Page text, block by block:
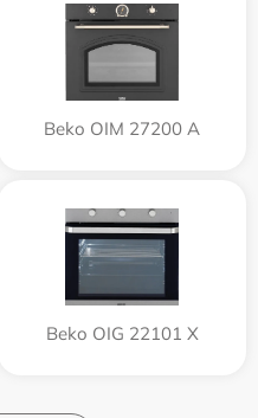
Beko OIM 27200 A
Beko OIG 22101 X